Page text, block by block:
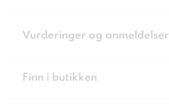
Vurderinger og anmeldelser
Finn i butikken